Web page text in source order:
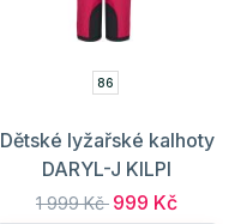
86
Dětské lyžařské kalhoty
DARYL-J KILPI
1 999 Kč 999 Kč